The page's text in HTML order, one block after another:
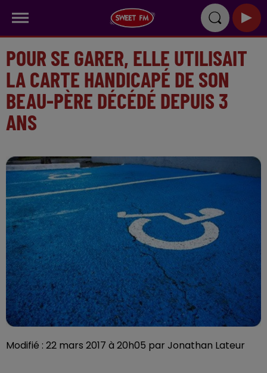
POUR SE GARER, ELLE UTILISAIT
LA CARTE HANDICAPÉ DE SON
BEAU-PÈRE DÉCÉDÉ DEPUIS 3
ANS
Modifié : 22 mars 2017 à 20h05 par Jonathan Lateur